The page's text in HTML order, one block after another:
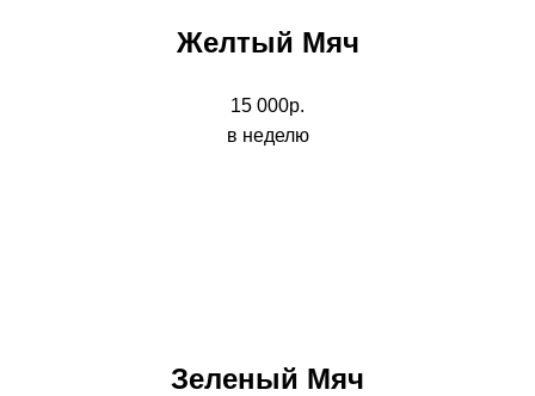
15 000р.
в неделю
Желтый Мяч
Зеленый Мяч